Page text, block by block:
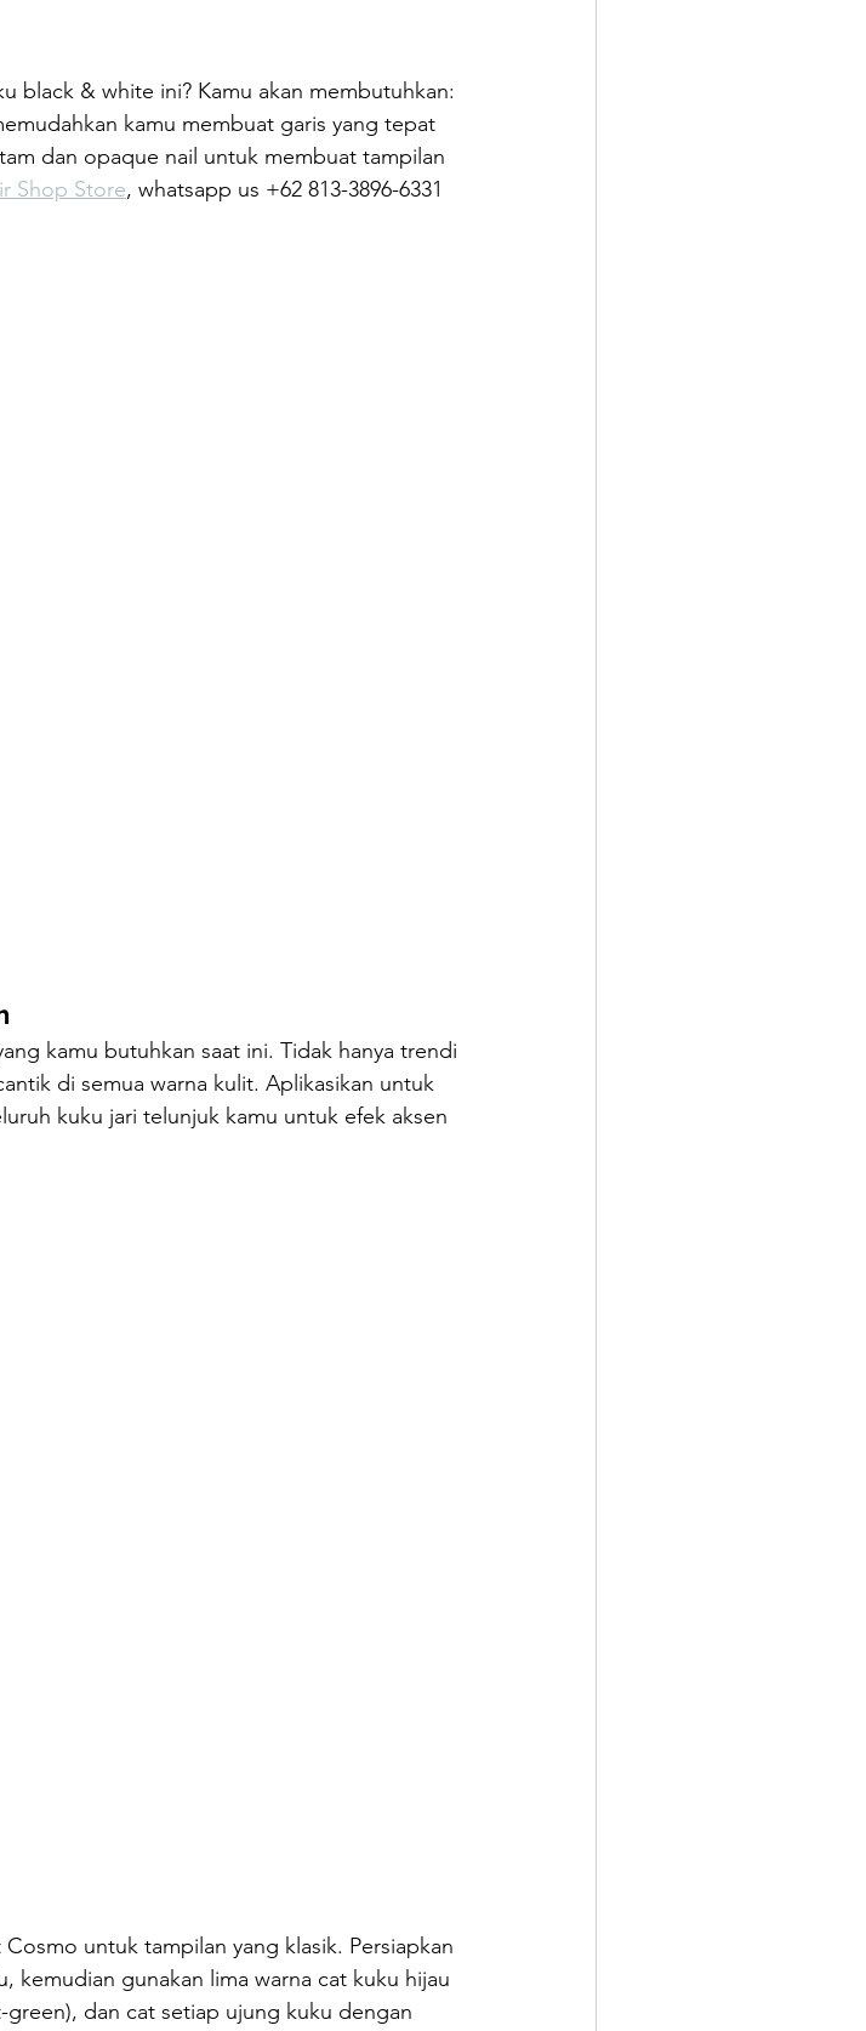
black & white ini? Kamu akan membutuhkan:
kamu membuat garis yang tepat
dan opaque nail untuk membuat tampilan
Shop Store, whatsapp us +62 813-3896-6331
kamu butuhkan saat ini. Tidak hanya trendi
di semua warna kulit. Aplikasikan untuk
kuku jari telunjuk kamu untuk efek aksen
untuk tampilan yang klasik. Persiapkan
kemudian gunakan lima warna cat kuku hijau
dan cat setiap ujung kuku dengan